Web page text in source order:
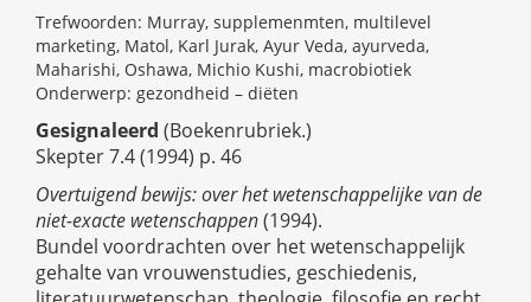
Trefwoorden: Murray, supplemenmten, multilevel
marketing, Matol, Karl Jurak, Ayur Veda, ayurveda,
Maharishi, Oshawa, Michio Kushi, macrobiotiek
Onderwerp: gezondheid – diëten
Gesignaleerd (Boekenrubriek.)
Skepter 7.4 (1994) p. 46
Overtuigend bewijs: over het wetenschappelijke van de
niet-exacte wetenschappen(1994).
Bundel voordrachten over het wetenschappelijk
gehalte van vrouwenstudies, geschiedenis,